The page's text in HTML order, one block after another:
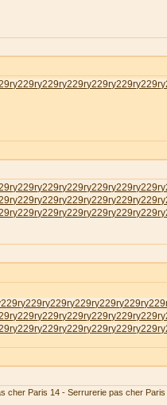
у229rу229rу229rу229rу229rу229r
у229rу229rу229rу229rу229rу229r
у229rу229rу229rу229rу229rу229r
у229rу229rу229rу229rу229rу229r
у229rу229rу229rу229rу229r
у229rу229rу229rу229rу229rу229r
у229rу229rу229rу229rу229rу229r
Paris 14 - Serrurerie pas cher